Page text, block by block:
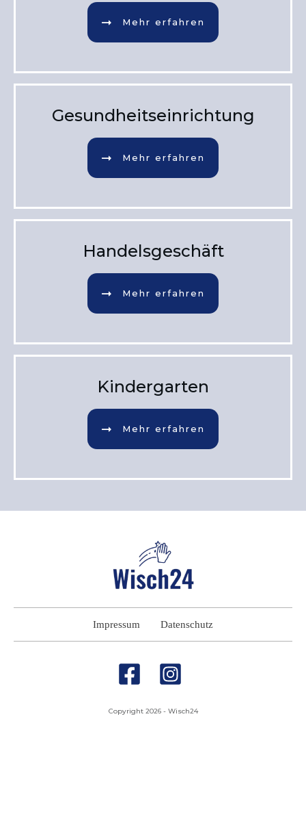
Mehr erfahren
Gesundheitseinrichtung
Mehr erfahren
Handelsgeschäft
Mehr erfahren
Kindergarten
Mehr erfahren
Impressum Datenschutz
Copyright 2026- Wisch24